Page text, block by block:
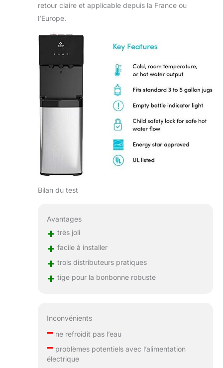
retour claire et applicable depuis la France ou
l’Europe.
Bilan du test
Avantages
+ très joli
+ facile à installer
+ trois distributeurs pratiques
+ tige pour la bonbonne robuste
Inconvénients
–ne refroidit pas l’eau
–problèmes potentiels avec l’alimentation
électrique